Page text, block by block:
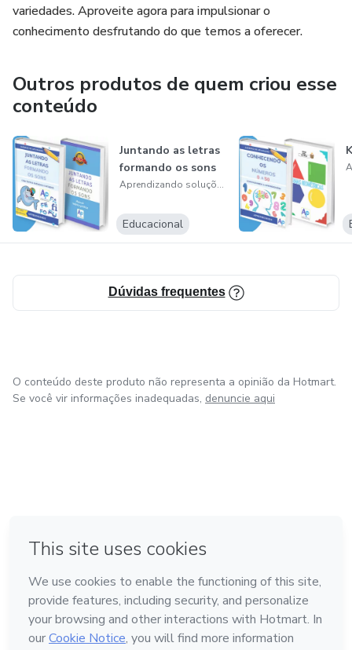
variedades. Aproveite agora para impulsionar o
conhecimento desfrutando do que temos a oferecer.
Outros produtos de quem criou esse
conteúdo
Juntando as letras
formando os sons
Aprendizando soluções educacionais
Educacional
Dúvidas frequentes
O conteúdo deste produto não representa a opinião da Hotmart.
Se você vir informações inadequadas, denuncie aqui
Feito com ❤ na Cidade do México
Conheça a Hotmart